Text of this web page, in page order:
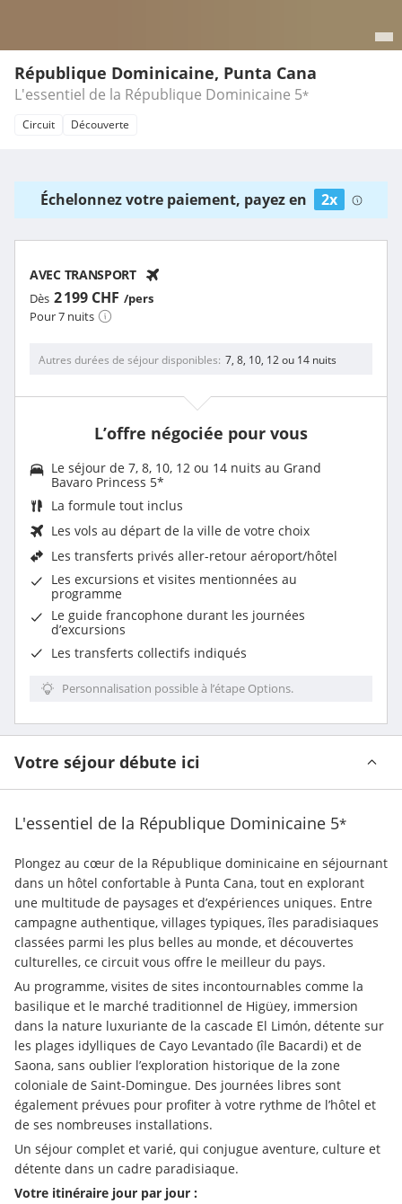
République Dominicaine, Punta Cana
L'essentiel de la République Dominicaine 5*
Circuit Découverte
Échelonnez votre paiement, payez en 2x
AVEC TRANSPORT
Dès 2 199 CHF /pers
Pour 7 nuits
Autres durées de séjour disponibles 7, 8, 10, 12 ou 14 nuits
L’offre négociée pour vous
Le séjour de 7, 8, 10, 12 ou 14 nuits au Grand
Bavaro Princess 5*
La formule tout inclus
Les vols au départ de la ville de votre choix
Les transferts privés aller-retour aéroport/hôtel
Les excursions et visites mentionnées au
programme
Le guide francophone durant les journées
d’excursions
Les transferts collectifs indiqués
Personnalisation possible à l’étape Options.
Votre séjour débute ici
L'essentiel de la République Dominicaine 5*
Plongez au cœur de la République dominicaine en séjournant
dans un hôtel confortable à Punta Cana, tout en explorant
une multitude de paysages et d’expériences uniques. Entre
campagne authentique, villages typiques, îles paradisiaques
classées parmi les plus belles au monde, et découvertes
culturelles, ce circuit vous offre le meilleur du pays.
Au programme, visites de sites incontournables comme la
basilique et le marché traditionnel de Higüey, immersion
dans la nature luxuriante de la cascade El Limón, détente sur
les plages idylliques de Cayo Levantado (île Bacardi) et de
Saona, sans oublier l’exploration historique de la zone
coloniale de Saint-Domingue. Des journées libres sont
également prévues pour profiter à votre rythme de l’hôtel et
de ses nombreuses installations.
Un séjour complet et varié, qui conjugue aventure, culture et
détente dans un cadre paradisiaque.
Votre itinéraire jour par jour :